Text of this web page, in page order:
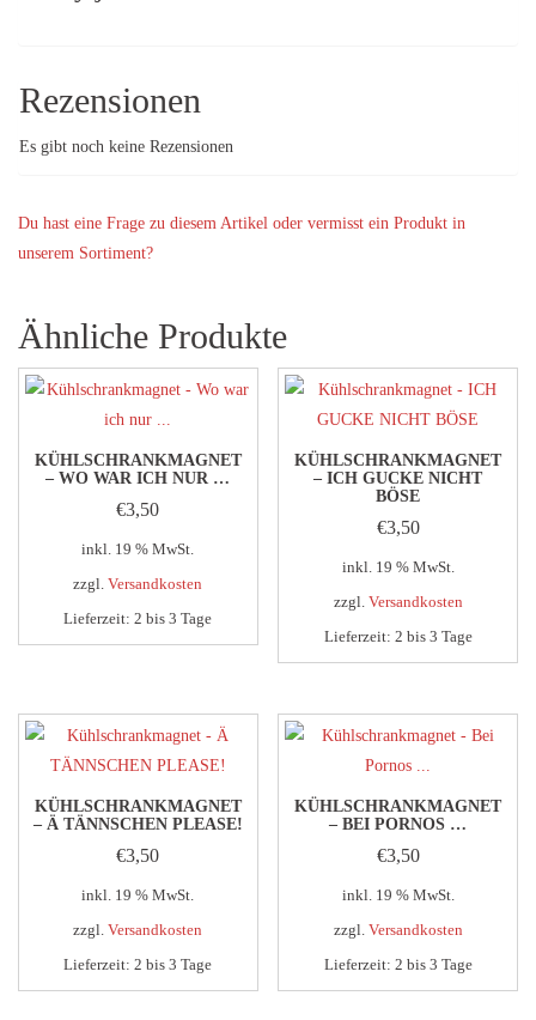
Rezensionen
Es gibt noch keine Rezensionen
Du hast eine Frage zu diesem Artikel oder vermisst ein Produkt in
unserem Sortiment?
Ähnliche Produkte
KÜHLSCHRANKMAGNET
– WO WAR ICH NUR …
€3,50
inkl. 19 % MwSt.
zzgl.Versandkosten
Lieferzeit:2 bis 3 Tage
KÜHLSCHRANKMAGNET
– ICH GUCKE NICHT
BÖSE
€3,50
inkl. 19 % MwSt.
zzgl. Versandkosten
Lieferzeit: 2 bis 3 Tage
KÜHLSCHRANKMAGNET
– Ä TÄNNSCHEN PLEASE!
€3,50
inkl. 19 % MwSt.
zzgl.Versandkosten
Lieferzeit:2 bis 3 Tage
KÜHLSCHRANKMAGNET
– BEI PORNOS …
€3,50
inkl. 19 % MwSt.
zzgl. Versandkosten
Lieferzeit: 2 bis 3 Tage